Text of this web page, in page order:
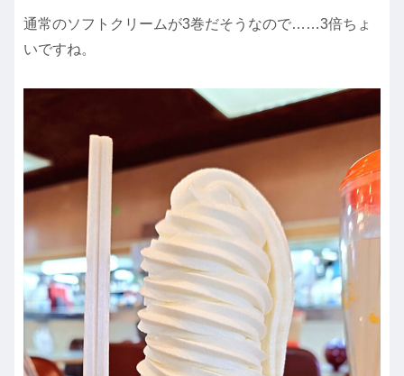
通常のソフトクリームが3巻だそうなので……3倍ちょ
いですね。